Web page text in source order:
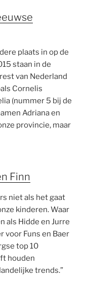
plaats in op de
staan in de
van Nederland
Cornelis
(nummer 5 bij de
Adriana en
provincie, maar
Finn
niet als het gaat
kinderen. Waar
als Hidde en Jurre
voor Funs en Baer
top 10
houden
trends.”